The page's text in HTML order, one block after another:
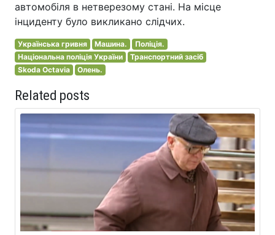
автомобіля в нетверезому стані. На місце
інциденту було викликано слідчих.
Українська гривня Машина.
Поліція.
Національна поліція України
Транспортний засіб
Skoda Octavia
Олень.
Related posts